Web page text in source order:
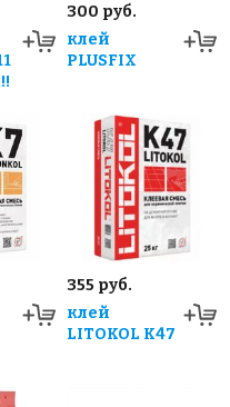
300 руб.
клей
PLUSFIX
355 руб.
клей
LITOKOL К47